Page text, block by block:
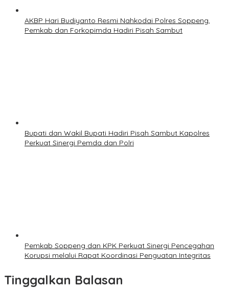
AKBP Hari Budiyanto Resmi Nahkodai Polres Soppeng,
Pemkab dan Forkopimda Hadiri Pisah Sambut
Bupati dan Wakil Bupati Hadiri Pisah Sambut Kapolres
Perkuat Sinergi Pemda dan Polri
Pemkab Soppeng dan KPK Perkuat Sinergi Pencegahan
Korupsi melalui Rapat Koordinasi Penguatan Integritas
Tinggalkan Balasan